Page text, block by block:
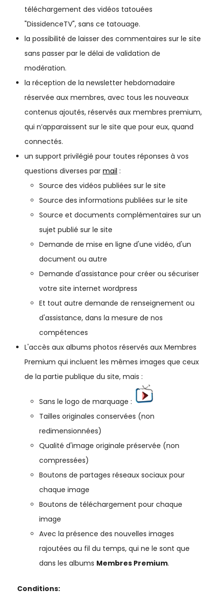
téléchargement des vidéos tatouées
"DissidenceTV", sans ce tatouage.
la possibilité de laisser des commentaires sur le site
sans passer par le délai de validation de
modération.
la réception de la newsletter hebdomadaire
réservée aux membres, avec tous les nouveaux
contenus ajoutés, réservés aux membres premium,
qui n’apparaissent sur le site que pour eux, quand
connectés.
un support privilégié pour toutes réponses à vos
questions diverses par mail :
Source des vidéos publiées sur le site
Source des informations publiées sur le site
Source et documents complémentaires sur un
sujet publié sur le site
Demande de mise en ligne d'une vidéo, d'un
document ou autre
Demande d'assistance pour créer ou sécuriser
votre site internet wordpress
Et tout autre demande de renseignement ou
d'assistance, dans la mesure de nos
compétences
L'accès aux albums photos réservés aux Membres
Premium qui incluent les mêmes images que ceux
de la partie publique du site, mais :
Sans le logo de marquage :
Tailles originales conservées (non
redimensionnées)
Qualité d'image originale préservée (non
compressées)
Boutons de partages réseaux sociaux pour
chaque image
Boutons de téléchargement pour chaque
image
Avec la présence des nouvelles images
rajoutées au fil du temps, qui ne le sont que
dans les albums Membres Premium.
Conditions: